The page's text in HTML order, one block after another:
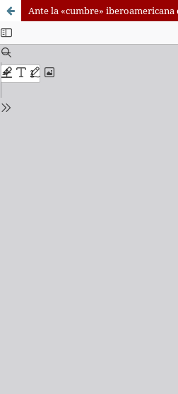
Ante la «cumbre» iberoamericana